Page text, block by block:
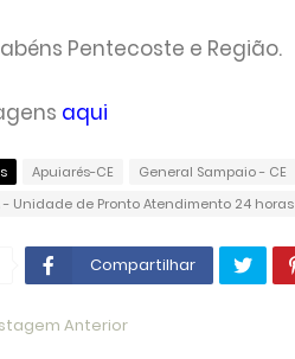
Pentecoste e Região.
aqui
Apuiarés-CE General Sampaio - CE
- Unidade de Pronto Atendimento 24 horas
Compartilhar
Anterior